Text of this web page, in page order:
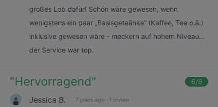
großes Lob dafür! Schön wäre gewesen, wenn
wenigstens ein paar „Basisgeteänke“ (Kaffee, Tee o.ä.)
inklusive gewesen wäre - meckern auf hohem Niveau...
der Service war top.
"Hervorragend" 6/6
Jessica B. 7 years ago · 1 review